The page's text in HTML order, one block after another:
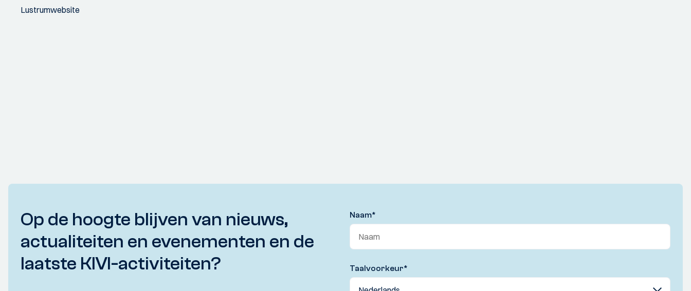
Lustrumwebsite
Op de hoogte blijven van nieuws,
actualiteiten en evenementen en de
laatste KIVI-activiteiten?
Naam*
Taalvoorkeur*